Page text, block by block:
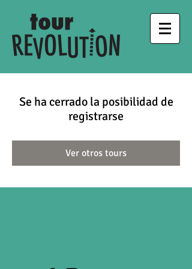
Se ha cerrado la posibilidad de
registrarse
Ver otros tours